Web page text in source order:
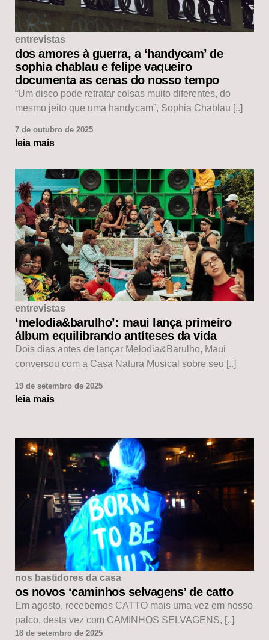
entrevistas
dos amores à guerra, a ‘handycam’ de
sophia chablau e felipe vaqueiro
documenta as cenas do nosso tempo
“Um disco pode retratar coisas muito diferentes, do
mesmo jeito que uma handycam”, Sophia Chablau [..]
7 de outubro de 2025
leia mais
entrevistas
‘melodia&barulho’: maui lança primeiro
álbum equilibrando antíteses da vida
Dois dias antes de lançar Melodia&Barulho, Maui
conversou com a Casa Natura Musical sobre seu [..]
19 de setembro de 2025
leia mais
nos bastidores da casa
os novos ‘caminhos selvagens’ de catto
Em agosto, recebemos CATTO mais uma vez em nosso
palco, desta vez com CAMINHOS SELVAGENS, [..]
18 de setembro de 2025